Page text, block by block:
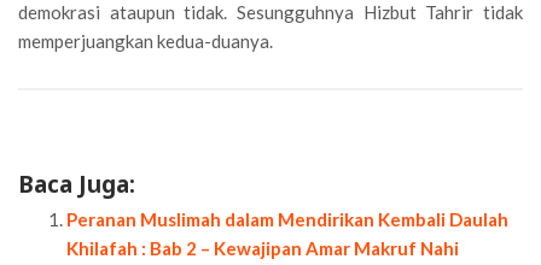
demokrasi ataupun tidak. Sesungguhnya Hizbut Tahrir tidak
memperjuangkan kedua-duanya.
Baca Juga:
Peranan Muslimah dalam Mendirikan Kembali Daulah
Khilafah : Bab 2 – Kewajipan Amar Makruf Nahi